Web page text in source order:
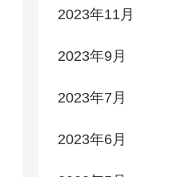
2023年11月
2023年9月
2023年7月
2023年6月